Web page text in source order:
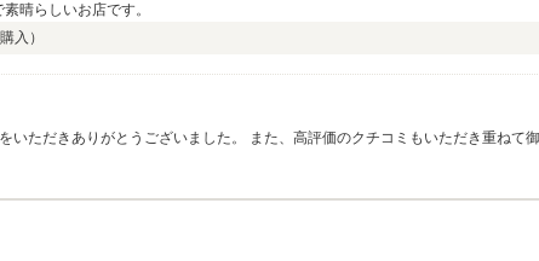
晴らしいお店です。
購入）
いただきありがとうございました。 また、高評価のクチコミもいただき重ねて